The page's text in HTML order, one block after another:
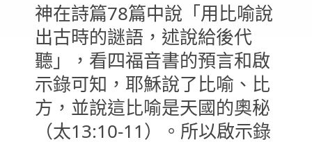
神在詩篇78篇中說「用比喻說
出古時的謎語，述說給後代
聽」，看四福音書的預言和啟
示錄可知，耶穌說了比喻、比
方，並說這比喻是天國的奧秘
（太13:10-11）。所以啟示錄